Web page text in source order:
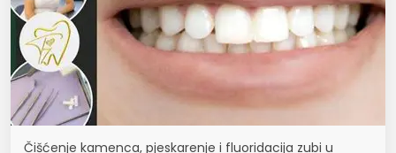
Čišćenje kamenca, pjeskarenje i fluoridacija zubi u